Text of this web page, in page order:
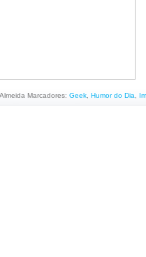
Marcadores: Geek Humor do Dia